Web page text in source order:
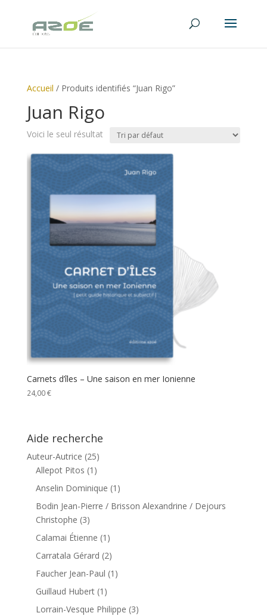
Accueil / Produits identifiés “Juan Rigo”
Juan Rigo
Voici le seul résultat
Carnets d’îles – Une saison en mer Ionienne
24,00€
Aide recherche
Auteur-Autrice (25)
Allepot Pitos (1)
Anselin Dominique (1)
Bodin Jean-Pierre / Brisson Alexandrine / Dejours
Christophe (3)
Calamai Étienne (1)
Carratala Gérard (2)
Faucher Jean-Paul (1)
Guillaud Hubert (1)
Lorrain-Vesque Philippe (3)